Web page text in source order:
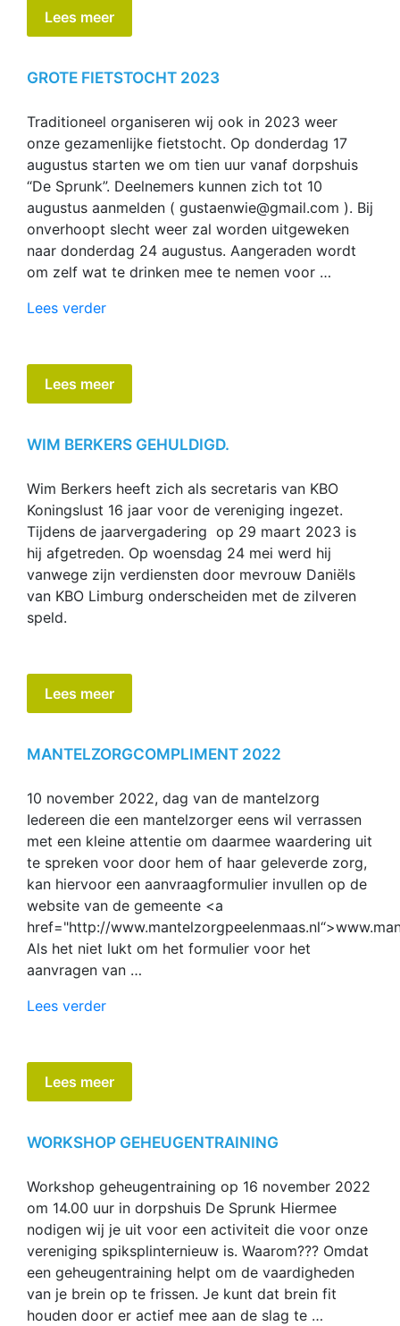
Lees meer
GROTE FIETSTOCHT 2023
Traditioneel organiseren wij ook in 2023 weer
onze gezamenlijke fietstocht. Op donderdag 17
augustus starten we om tien uur vanaf dorpshuis
“De Sprunk”. Deelnemers kunnen zich tot 10
augustus aanmelden ( gustaenwie@gmail.com ). Bij
onverhoopt slecht weer zal worden uitgeweken
naar donderdag 24 augustus. Aangeraden wordt
om zelf wat te drinken mee te nemen voor …
Lees verder“GROTE
Lees meer
WIM BERKERS GEHULDIGD.
Wim Berkers heeft zich als secretaris van KBO
Koningslust 16 jaar voor de vereniging ingezet.
Tijdens de jaarvergadering op 29 maart 2023 is
hij afgetreden. Op woensdag 24 mei werd hij
vanwege zijn verdiensten door mevrouw Daniëls
van KBO Limburg onderscheiden met de zilveren
speld.
Lees meer
MANTELZORGCOMPLIMENT 2022
10 november 2022, dag van de mantelzorg
Iedereen die een mantelzorger eens wil verrassen
met een kleine attentie om daarmee waardering uit
te spreken voor door hem of haar geleverde zorg,
kan hiervoor een aanvraagformulier invullen op de
website van de gemeente <a
href="http://
Als het niet lukt om het formulier voor het
aanvragen van …
Lees verder“mantelzorgcompliment
Lees meer
WORKSHOP GEHEUGENTRAINING
Workshop geheugentraining op 16 november 2022
om 14.00 uur in dorpshuis De Sprunk Hiermee
nodigen wij je uit voor een activiteit die voor onze
vereniging spiksplinternieuw is. Waarom??? Omdat
een geheugentraining helpt om de vaardigheden
van je brein op te frissen. Je kunt dat brein fit
houden door er actief mee aan de slag te …